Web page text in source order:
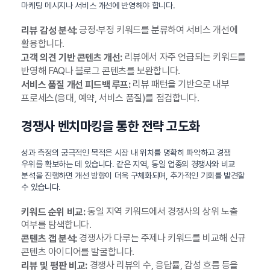
마케팅 메시지나 서비스 개선에 반영해야 합니다.
리뷰 감성 분석:긍정·부정 키워드를 분류하여 서비스 개선에
활용합니다.
고객 의견 기반 콘텐츠 개선:리뷰에서 자주 언급되는 키워드를
반영해 FAQ나 블로그 콘텐츠를 보완합니다.
서비스 품질 개선 피드백 루프:리뷰 패턴을 기반으로 내부
프로세스(응대, 예약, 서비스 품질)를 점검합니다.
경쟁사 벤치마킹을 통한 전략 고도화
성과 측정의 궁극적인 목적은 시장 내 위치를 명확히 파악하고 경쟁
우위를 확보하는 데 있습니다. 같은 지역, 동일 업종의 경쟁사와 비교
분석을 진행하면 개선 방향이 더욱 구체화되며, 추가적인 기회를 발견할
수 있습니다.
키워드 순위 비교:동일 지역 키워드에서 경쟁사의 상위 노출
여부를 탐색합니다.
콘텐츠 갭 분석:경쟁사가 다루는 주제나 키워드를 비교해 신규
콘텐츠 아이디어를 발굴합니다.
리뷰 및 평판 비교:경쟁사 리뷰의 수, 응답률, 감성 흐름 등을